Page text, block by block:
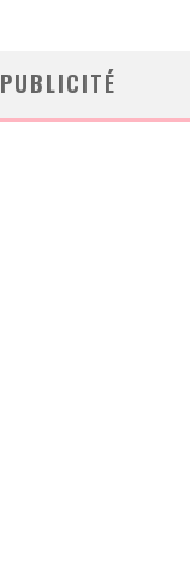
PUBLICITÉ